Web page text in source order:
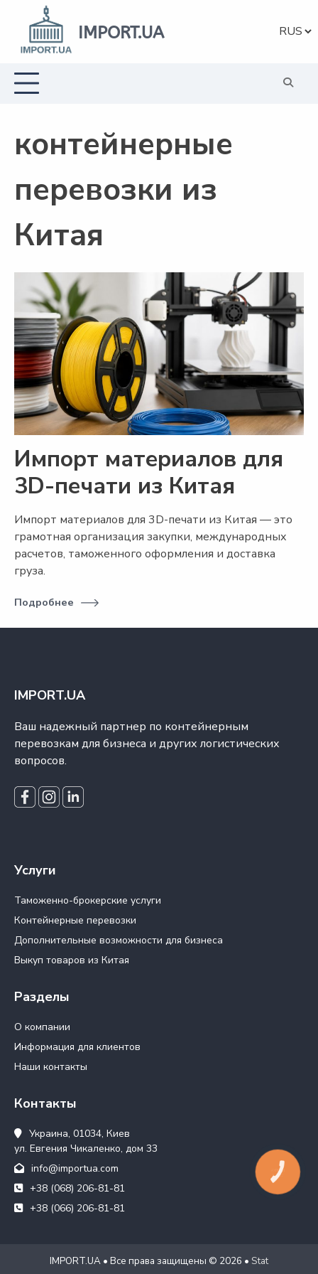
Перейти
содержанию
IMPORT.UA
контейнерные
перевозки из
Китая
Импорт материалов для
3D-печати из Китая
Импорт материалов для 3D-печати из Китая — это
грамотная организация закупки, международных
расчетов, таможенного оформления и доставка
груза.
Подробнее
IMPORT.UA
Ваш надежный партнер по контейнерным
перевозкам для бизнеса и других логистических
вопросов.
Услуги
Таможенно-брокерские услуги
Контейнерные перевозки
Дополнительные возможности для бизнеса
Выкуп товаров из Китая
Разделы
О компании
Информация для клиентов
Наши контакты
Контакты
Украина, 01034, Киев
ул. Евгения Чикаленко, дом 33
info@importua.com
+38 (068) 206-81-81
+38 (066) 206-81-81
IMPORT.UA • Все права защищены © 2026 • Stat
КНОПКА
СВЯЗИ